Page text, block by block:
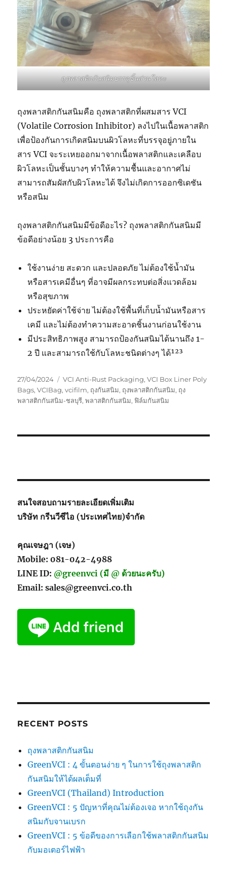
ถุงพลาสติกกันสนิมบรรจุชิ้นส่วนโลหะ
ถุงพลาสติกกันสนิมคือ ถุงพลาสติกที่ผสมสาร VCI
(Volatile Corrosion Inhibitor) ลงไปในเนื้อพลาสติก
เพื่อป้องกันการเกิดสนิมบนผิวโลหะที่บรรจุอยู่ภายใน
สาร VCI จะระเหยออกมาจากเนื้อพลาสติกและเคลือบ
ผิวโลหะเป็นชั้นบางๆ ทำให้ความชื้นและอากาศไม่
สามารถสัมผัสกับผิวโลหะได้ จึงไม่เกิดการออกซิเดชัน
หรือสนิม
ถุงพลาสติกกันสนิมมีข้อดีอะไร? ถุงพลาสติกกันสนิมมี
ข้อดีอย่างน้อย 3 ประการคือ
ใช้งานง่าย สะดวก และปลอดภัย ไม่ต้องใช้น้ำมัน
หรือสารเคมีอื่นๆ ที่อาจมีผลกระทบต่อสิ่งแวดล้อม
หรือสุขภาพ
ประหยัดค่าใช้จ่าย ไม่ต้องใช้พื้นที่เก็บน้ำมันหรือสาร
เคมี และไม่ต้องทำความสะอาดชิ้นงานก่อนใช้งาน
มีประสิทธิภาพสูง สามารถป้องกันสนิมได้นานถึง 1-
2 ปี และสามารถใช้กับโลหะชนิดต่างๆ ได้¹²³
Posted
on
27/04/2024 Tags
VCI Anti-Rust Packaging,VCI Box Liner Poly
Bags,VCIBag,vcifilm, ถุงกันสนิม, ถุงพลาสติกกันสนิม, ถุง
พลาสติกกันสนิม-ชลบุรี,พลาสติกกันสนิม, ฟิล์มกันสนิม
สนใจสอบถามรายละเอียดเพิ่มเติม
บริษัท กรีนวีซีไอ (ประเทศไทย)จำกัด
คุณเจษฎา (เจษ)
Mobile: 081-042-4988
LINE ID: @greenvci (มี @ ด้วยนะครับ)
Email: sales@greenvci.co.th
RECENT POSTS
ถุงพลาสติกกันสนิม
GreenVCI : 4 ขั้นตอนง่าย ๆ ในการใช้ถุงพลาสติก
กันสนิมให้ได้ผลเต็มที่
GreenVCI (Thailand) Introduction
GreenVCI : 5 ปัญหาที่คุณไม่ต้องเจอ หากใช้ถุงกัน
สนิมกับจานเบรก
GreenVCI : 5 ข้อดีของการเลือกใช้พลาสติกกันสนิม
กับมอเตอร์ไฟฟ้า